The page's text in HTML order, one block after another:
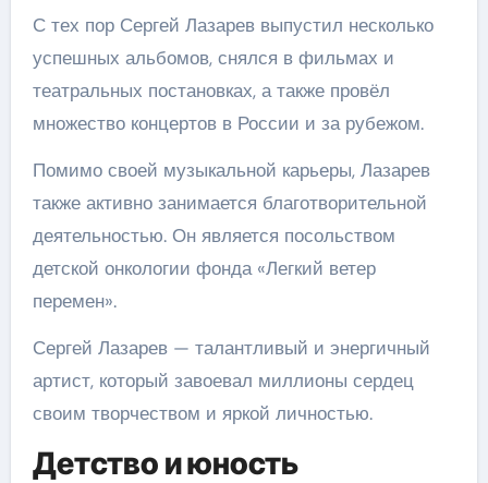
С тех пор Сергей Лазарев выпустил несколько
успешных альбомов, снялся в фильмах и
театральных постановках, а также провёл
множество концертов в России и за рубежом.
Помимо своей музыкальной карьеры, Лазарев
также активно занимается благотворительной
деятельностью. Он является посольством
детской онкологии фонда «Легкий ветер
перемен».
Сергей Лазарев — талантливый и энергичный
артист, который завоевал миллионы сердец
своим творчеством и яркой личностью.
Детство и юность